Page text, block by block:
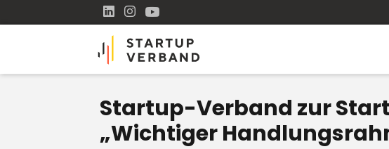
Startup-Verband zur
„Wichtiger